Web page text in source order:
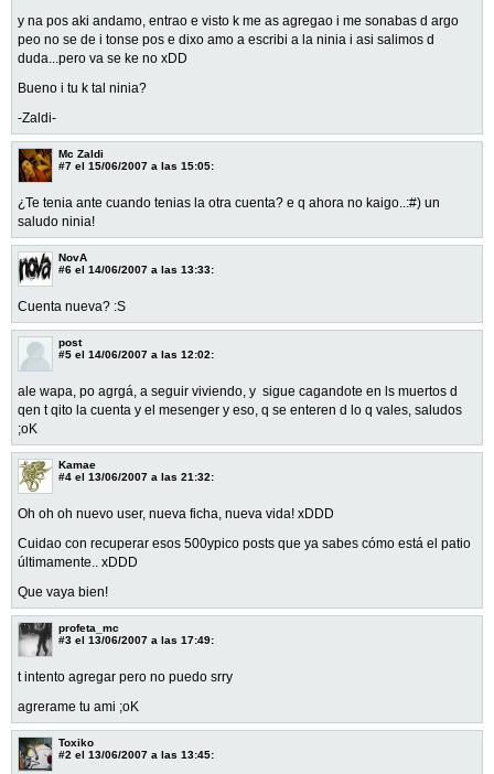
y na pos aki andamo, entrao e visto k me as agregao i me sonabas d argo
peo no se de i tonse pos e dixo amo a escribi a la ninia i asi salimos d
duda...pero va se ke no xDD
Bueno i tu k tal ninia?
-Zaldi-
Mc Zaldi
#7 el 15/06/2007 a las 15:05:
¿Te tenia ante cuando tenias la otra cuenta? e q ahora no kaigo..:#) un
saludo ninia!
NovA
#6 el 14/06/2007 a las 13:33:
Cuenta nueva? :S
post
#5 el 14/06/2007 a las 12:02:
ale wapa, po agrgá, a seguir viviendo, y sigue cagandote en ls muertos d
qen t qito la cuenta y el mesenger y eso, q se enteren d lo q vales, saludos
;oK
Kamae
#4 el 13/06/2007 a las 21:32:
Oh oh oh nuevo user, nueva ficha, nueva vida! xDDD
Cuidao con recuperar esos 500ypico posts que ya sabes cómo está el patio
últimamente.. xDDD
Que vaya bien!
profeta_mc
#3 el 13/06/2007 a las 17:49:
t intento agregar pero no puedo srry
agrerame tu ami ;oK
Toxiko
#2 el 13/06/2007 a las 13:45: